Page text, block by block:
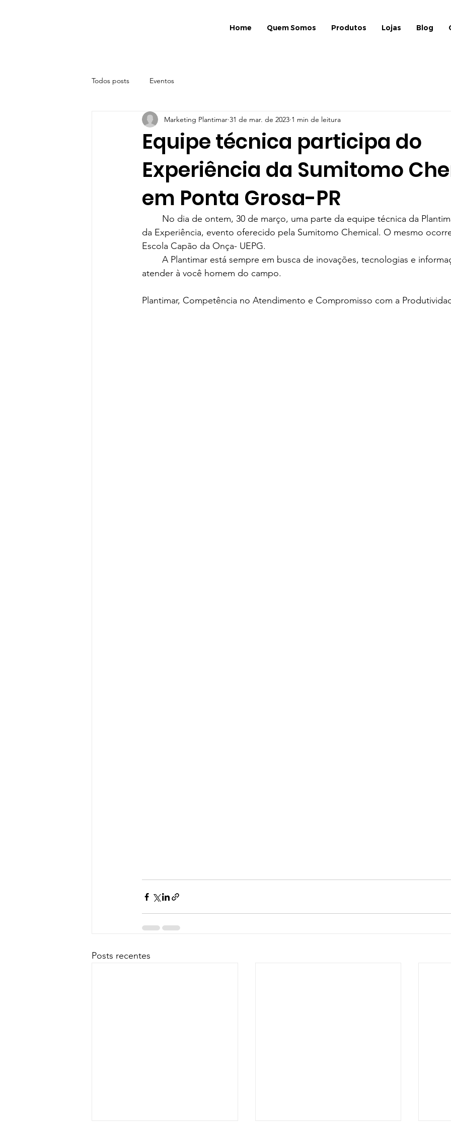
Home Quem Somos Produtos Lojas Blog
Todos posts Eventos
Equipe técnica participa do
Experiência da Sumitomo
em Ponta Grosa-PR
Marketing Plantimar 31 de mar. de 2023 1 min de leitura
da Experiência, evento oferecido pela Sumitomo Chemical. O mesmo
Escola Capão da Onça- UEPG.
atender à você homem do campo.
Plantimar, Competência no Atendimento e Compromisso com a
Posts recentes